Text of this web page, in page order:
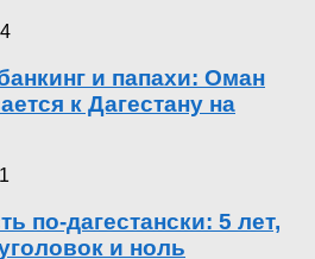
и папахи: Оман
к Дагестану на
по-дагестански: 5 лет,
и ноль